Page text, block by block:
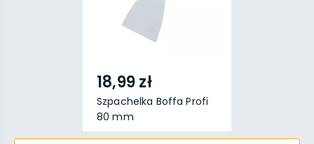
18,99 zł
Szpachelka Boffa Profi
80 mm